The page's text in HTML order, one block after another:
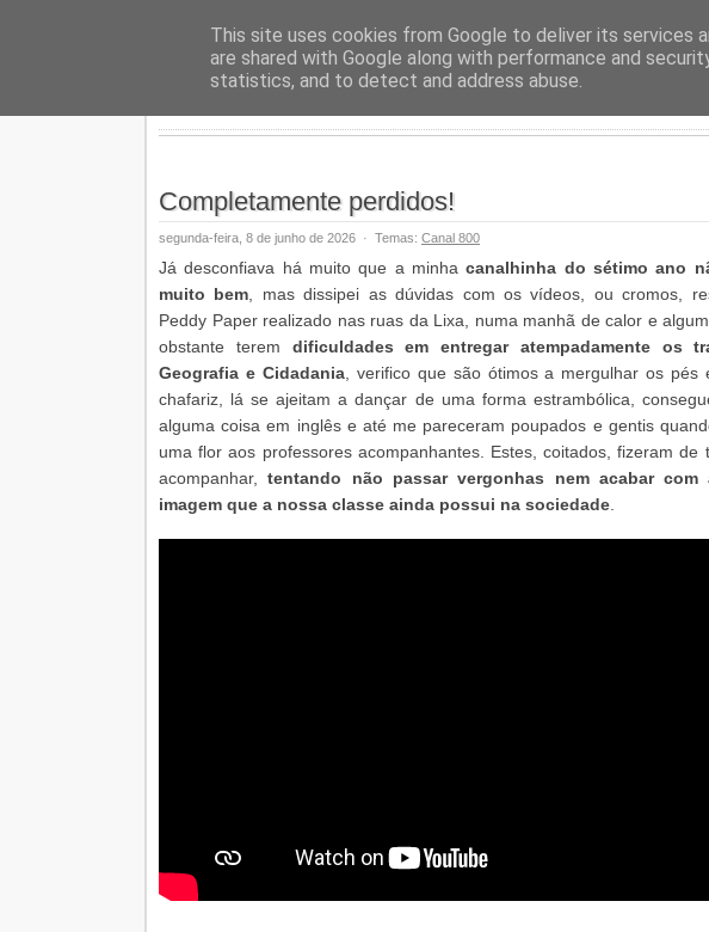
Geopalavras
Completamente perdidos!
segunda-feira, 8 de junho de 2026 · Temas: Canal 800
Já desconfiava há muito que a minhacanalhinha do sétimo ano
muito bem , mas dissipei as dúvidas com os vídeos, ou cromos,
Peddy Paper realizado nas ruas da Lixa, numa manhã de calor e
obstante terem dificuldades em entregar atempadamente os
Geografia e Cidadania, verifico que são ótimos a mergulhar os pés
chafariz, lá se ajeitam a dançar de uma forma estrambólica,
alguma coisa em inglês e até me pareceram poupados e gentis
uma flor aos professores acompanhantes. Estes, coitados, fizeram de
acompanhar,
tentando não passar vergonhas nem acabar
imagem que a nossa classe ainda possui na sociedade
This site uses cookies from Google to deliver its services
are shared with Google along with performance and
statistics, and to detect and address abuse.